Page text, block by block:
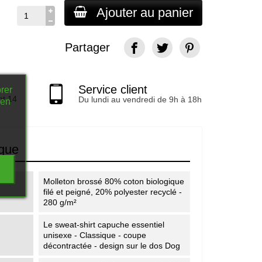
Ajouter au panier
Partager
14
Service client
Du lundi au vendredi de 9h à 18h
Molleton brossé 80% coton biologique
filé et peigné, 20% polyester recyclé -
280 g/m²
Le sweat-shirt capuche essentiel
unisexe - Classique - coupe
décontractée - design sur le dos Dog